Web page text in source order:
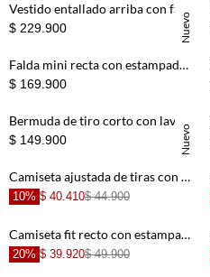
+
+
+
+
Nuevo
+
Vestido entallado arriba con falda globo en algodón crema para mujer
$ 229.900
Falda mini recta con estampado desgastado en denim de algodón azul para mujer
$ 169.900
Nuevo
Bermuda de tiro corto con lavado vintage en denim para mujer
$ 149.900
Camiseta ajustada de tiras con bordado de bandera de Colombia en blanco para mujer
10% $ 40.410$ 44.900
Camiseta fit recto con estampado de frutas en algodón rosa para mujer
20% $ 39.920$ 49.900